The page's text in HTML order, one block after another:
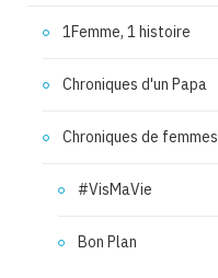
1Femme, 1 histoire
Chroniques d'un Papa
Chroniques de femmes
#VisMaVie
Bon Plan